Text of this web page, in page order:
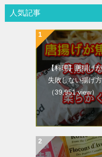
人気記事
【料理】唐揚げ
失敗しない揚げ
（39,951 view）